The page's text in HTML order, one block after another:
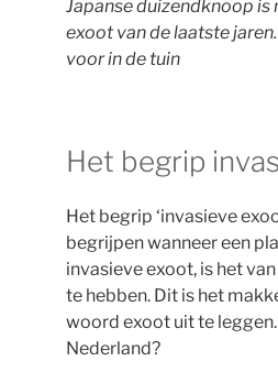
Japanse duizendknoop
exoot van de laatste
voor in de tuin
Het begrip
Het begrip ‘invasieve
begrijpen wanneer een
invasieve exoot, is het
te hebben. Dit is het
woord exoot uit te
Nederland?